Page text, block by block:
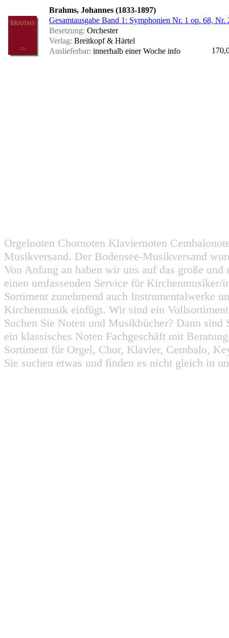
Brahms, Johannes (1833-1897)
Gesamtausgabe Band 1: Symphonien Nr. 1 op. 68, Nr.
Besetzung: Orchester
Verlag: Breitkopf & Härtel
Auslieferbar: innerhalb einer Woche info
Orgelnoten Chornoten Klaviernoten
Musikversand. Der Bodensee-Musikversand
Von Anfang an haben wir uns auf das große
einen umfassenden Service für
Sortiment zunehmend auch Instrumentalwerke
Kirchenmusik einfügt. Wir sind ein
Suchen Sie Noten und Musikbücher? Dann
ein klassisches Noten Fachgeschäft mit
Sortiment für Orgel, Chor, Klavier, Cembalo,
Sie suchen etwas und finden es nicht gleich in